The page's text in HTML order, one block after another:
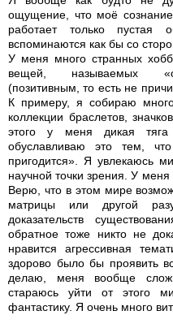
ощущение, что моё
работает только пустая
вспоминаются как бы со
У меня много странных
вещей, называемых
(позитивным, то есть не
К примеру, я собираю
коллекции браслетов,
этого у меня дикая тяга
обуславливаю это тем,
пригодится». Я увлекаюсь
научной точки зрения. У
Верю, что в этом мире
матрицы или другой
доказательств
обратное тоже никто не
нравится агрессивная
здорово было бы проявить
делаю, меня вообще
стараюсь уйти от этого
фантастику. Я очень много